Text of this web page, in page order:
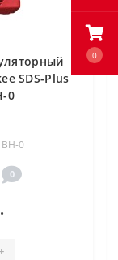
0
SDS-Plus
0
0
0